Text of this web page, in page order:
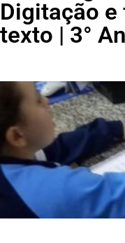
Digitação
texto | 3°